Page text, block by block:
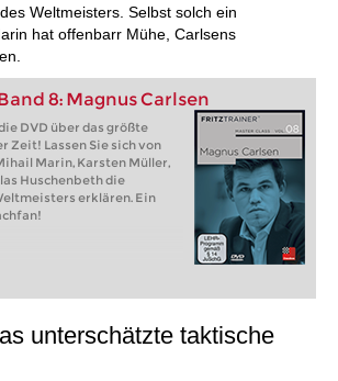
Weltmeisters. Selbst solch ein
hat offenbarr Mühe, Carlsens
8: Magnus Carlsen
DVD über das größte
Zeit! Lassen Sie sich von
Marin, Karsten Müller,
Huschenbeth die
erklären. Ein
unterschätzte taktische